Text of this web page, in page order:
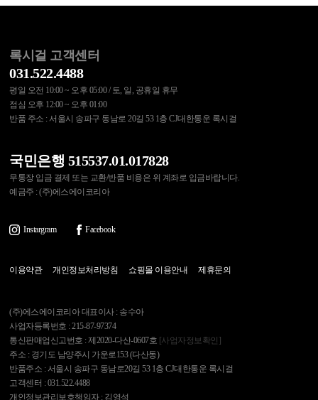
록시걸 고객센터
031.522.4488
평일 오전 10:00 ~ 오후 05:00 / 토, 일, 공휴일 휴무
점심 오후 12:00 ~ 오후 01:00
반품 주소 : 서울시 송파구 동남로 20길 53 1층 CJ대한통운 록시걸
국민은행 515537.01.017828
무통장 입금 결제 또는 교환/반품 비용은 위 계좌로 입금바랍니다.
예금주 : (주)에스에이코리아
Instargram Facebook
이용약관 개인정보처리방침 쇼핑몰 이용안내 제휴문의
(주)에스에이코리아 대표이사 : 송수아
사업자등록번호 : 215-87-97374
통신판매업신고번호 : 제2020-다산-0607호 [사업자정보확인]
주소 : 경기도 남양주시 가운로153 (다산동)
반품주소 : 서울시 송파구 동남로20길 53 1층 CJ대한통운 록시걸
고객센터 : 031.522.4488
개인정보관리보호책임자 : 김영석